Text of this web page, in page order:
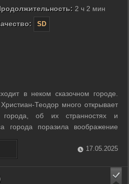
2 ч 2 мин
SD
в неком сказочном городе.
Теодор много открывает
об их странностях и
города поразила воображение
не замечает, что небезразличен
Ученый становится жертвой
...
17.05.2025